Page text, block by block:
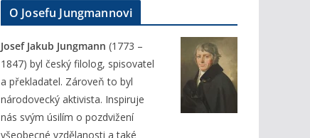
O Josefu Jungmannovi
Josef Jakub Jungmann (1773 –
1847) byl český filolog, spisovatel
a překladatel. Zároveň to byl
národovecký aktivista. Inspiruje
nás svým úsilím o pozdvižení
všeobecné vzdělanosti a také